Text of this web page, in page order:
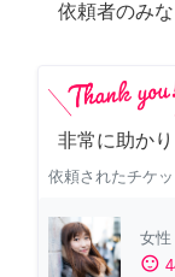
依頼者のみ
非常に助か
依頼されたチケッ
女性
sentiment_satisfied